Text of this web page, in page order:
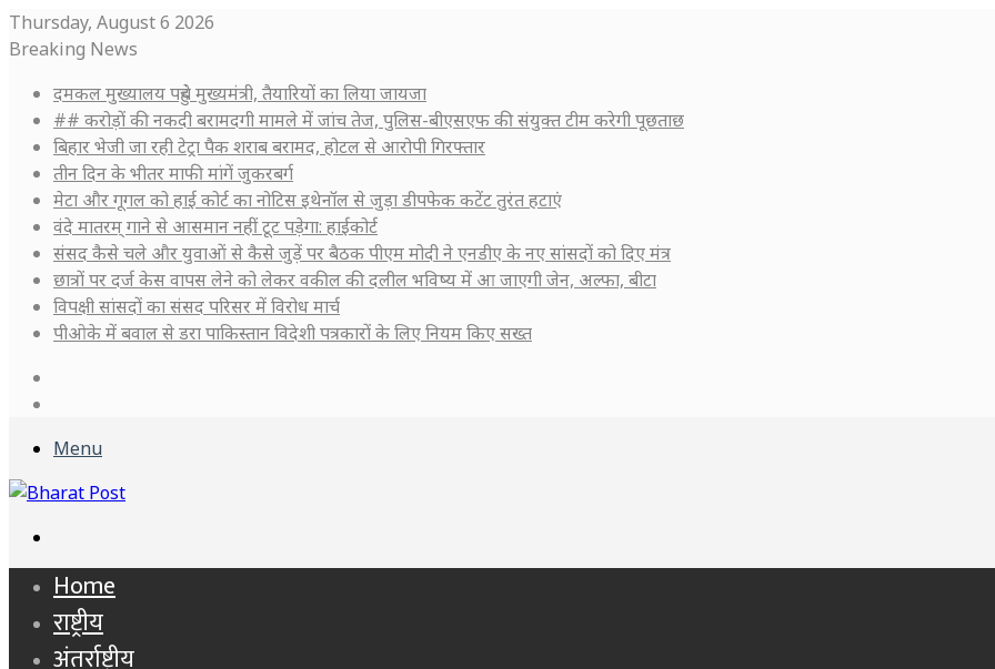
Thursday, August 6 2026
Breaking News
दमकल मुख्यालय पहुंचे मुख्यमंत्री, तैयारियों का लिया जायजा
## करोड़ों की नकदी बरामदगी मामले में जांच तेज, पुलिस-बीएसएफ की संयुक्त टीम करेगी पूछताछ
बिहार भेजी जा रही टेट्रा पैक शराब बरामद, होटल से आरोपी गिरफ्तार
तीन दिन के भीतर माफी मांगें जुकरबर्ग
मेटा और गूगल को हाई कोर्ट का नोटिस इथेनॉल से जुड़ा डीपफेक कटेंट तुरंत हटाएं
वंदे मातरम् गाने से आसमान नहीं टूट पड़ेगा: हाईकोर्ट
संसद कैसे चले और युवाओं से कैसे जुड़ें पर बैठक पीएम मोदी ने एनडीए के नए सांसदों को दिए मंत्र
छात्रों पर दर्ज केस वापस लेने को लेकर वकील की दलील भविष्य में आ जाएगी जेन, अल्फा, बीटा
विपक्षी सांसदों का संसद परिसर में विरोध मार्च
पीओके में बवाल से डरा पाकिस्तान विदेशी पत्रकारों के लिए नियम किए सख्त
Menu
for
Home
राष्ट्रीय
अंतर्राष्ट्रीय